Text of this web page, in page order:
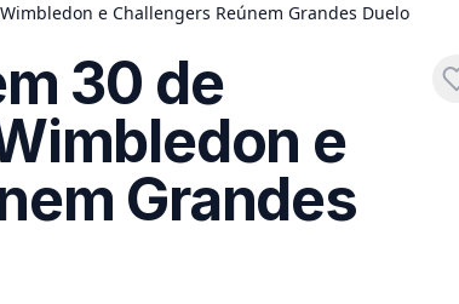
e Challengers Reúnem Grandes Duelo
30 de
e
Grandes